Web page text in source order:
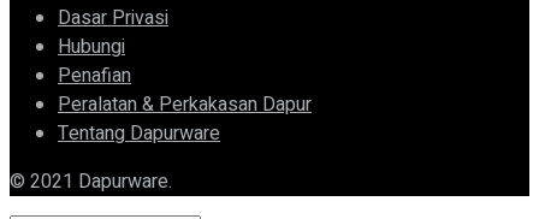
Dasar Privasi
Hubungi
Penafian
Peralatan & Perkakasan Dapur
Tentang Dapurware
© 2021 Dapurware.